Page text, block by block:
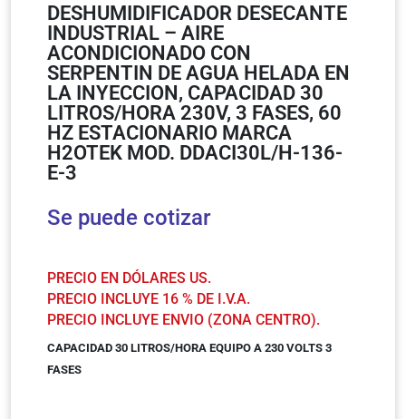
DESHUMIDIFICADOR DESECANTE
INDUSTRIAL – AIRE
ACONDICIONADO CON
SERPENTIN DE AGUA HELADA EN
LA INYECCION, CAPACIDAD 30
LITROS/HORA 230V, 3 FASES, 60
HZ ESTACIONARIO MARCA
H2OTEK MOD. DDACI30L/H-136-
E-3
Se puede cotizar
PRECIO EN DÓLARES US.
PRECIO INCLUYE 16 % DE I.V.A.
PRECIO INCLUYE ENVIO (ZONA CENTRO).
CAPACIDAD 30 LITROS/HORA EQUIPO A 230 VOLTS 3
FASES